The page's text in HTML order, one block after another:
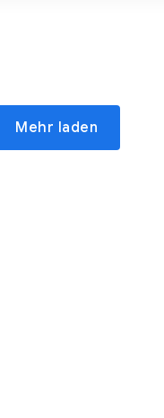
Mehr laden